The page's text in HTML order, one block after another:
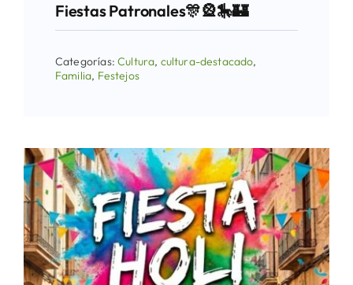
Fiestas Patronales🎊🎡🎠🏰
Categorías:Cultura, cultura-destacado,
Familia, Festejos